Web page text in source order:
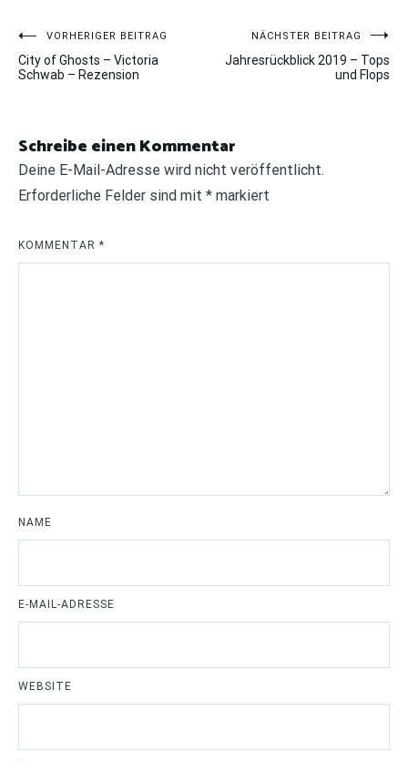
Beitragsnavigation
VORHERIGER BEITRAG
City of Ghosts – Victoria
Schwab – Rezension
NÄCHSTER BEITRAG
Jahresrückblick 2019 – Tops
und Flops
Schreibe einen Kommentar
Deine E-Mail-Adresse wird nicht veröffentlicht.
Erforderliche Felder sind mit * markiert
KOMMENTAR *
NAME
E-MAIL-ADRESSE
WEBSITE